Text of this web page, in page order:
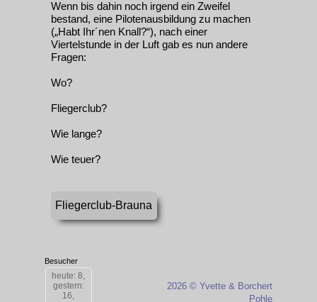
Wenn bis dahin noch irgend ein Zweifel
bestand, eine Pilotenausbildung zu machen
(„Habt Ihr´nen Knall?“), nach einer
Viertelstunde in der Luft gab es nun andere
Fragen:
Wo?
Fliegerclub?
Wie lange?
Wie teuer?
Fliegerclub-Brauna
Besucher
heute: 8,
gestern:
16,
2026 © Yvette & Borchert
Pohle